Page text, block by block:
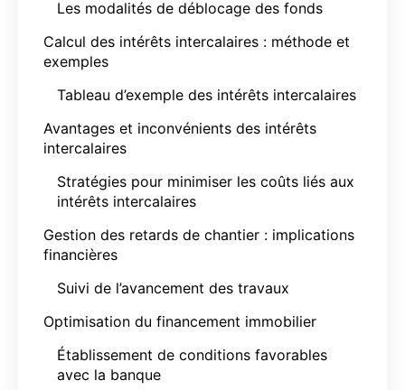
Les modalités de déblocage des fonds
Calcul des intérêts intercalaires : méthode et
exemples
Tableau d’exemple des intérêts intercalaires
Avantages et inconvénients des intérêts
intercalaires
Stratégies pour minimiser les coûts liés aux
intérêts intercalaires
Gestion des retards de chantier : implications
financières
Suivi de l’avancement des travaux
Optimisation du financement immobilier
Établissement de conditions favorables
avec la banque